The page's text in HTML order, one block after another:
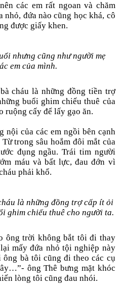
các em rất ngoan và chăm
nhỏ, đứa nào cũng học khá, cô
được giấy khen.
nhưng cũng như người mẹ
em của mình.
cháu là những đồng tiền trợ
buổi ghim chiếu thuê của
ruộng cấy để lấy gạo ăn.
nội của các em ngồi bên cạnh
trong sâu hoắm đôi mắt của
đụng ngầu. Trái tim người
máu và bất lực, đau đớn vì
phải khổ.
là những đồng trợ cấp ít ỏi
ghim chiếu thuê cho người ta.
ông trời không bắt tôi đi thay
mấy đứa nhỏ tội nghiệp này
bà tôi cũng đi theo các cụ
ông Thê bưng mặt khóc
lòng tôi cũng đau nhói.